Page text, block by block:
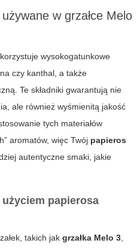
w grzałce Melo
wysokogatunkowe
czy kanthal, a także
Te składniki gwarantują nie
ale również wyśmienitą jakość
tych materiałów
aromatów, więc Twój papieros
autentyczne smaki, jakie
papierosa
takich jak grzałka Melo 3,